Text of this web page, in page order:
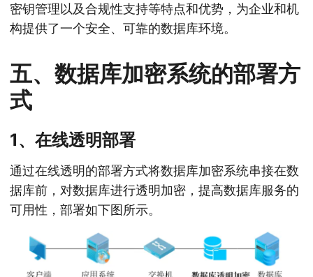
密钥管理以及合规性支持等特点和优势，为企业和机
构提供了一个安全、可靠的数据库环境。
五、数据库加密系统的部署方
式
1、在线透明部署
通过在线透明的部署方式将数据库加密系统串接在数
据库前，对数据库进行透明加密，提高数据库服务的
可用性，部署如下图所示。